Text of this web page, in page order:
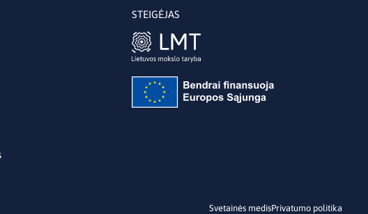
STEIGĖJAS
Svetainės medisPrivatumo politika